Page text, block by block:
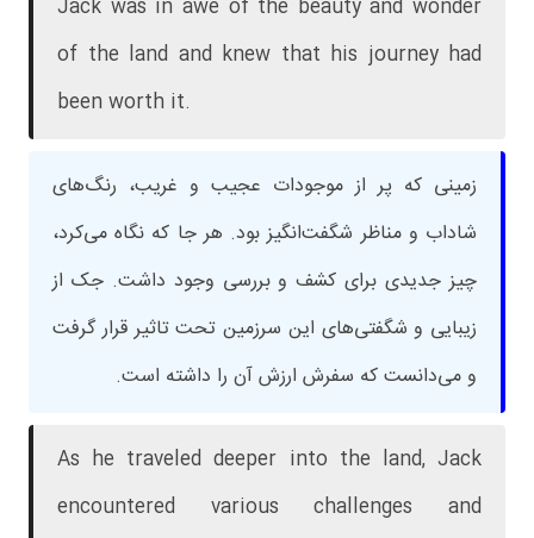
Jack was in awe of the beauty and wonder
of the land and knew that his journey had
been worth it.
زمینی که پر از موجودات عجیب و غریب، رنگ‌های
شاداب و مناظر شگفت‌انگیز بود. هر جا که نگاه می‌کرد،
چیز جدیدی برای کشف و بررسی وجود داشت. جک از
زیبایی و شگفتی‌های این سرزمین تحت تاثیر قرار گرفت
و می‌دانست که سفرش ارزش آن را داشته است.
As he traveled deeper into the land, Jack
encountered various challenges and